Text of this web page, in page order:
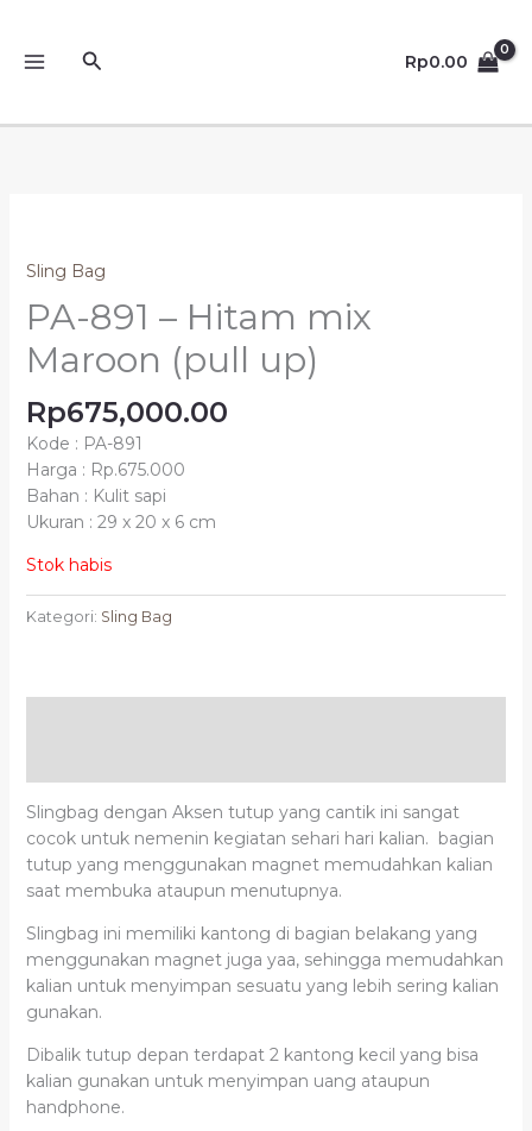
konten
Cari Rp0.00
Sling Bag
PA-891 – Hitam mix
Maroon (pull up)
Rp675,000.00
Kode : PA-891
Harga : Rp.675.000
Bahan : Kulit sapi
Ukuran : 29 x 20 x 6 cm
Stok habis
Kategori: Sling Bag
Slingbag dengan Aksen tutup yang cantik ini sangat
cocok untuk nemenin kegiatan sehari hari kalian. bagian
tutup yang menggunakan magnet memudahkan kalian
saat membuka ataupun menutupnya.
Slingbag ini memiliki kantong di bagian belakang yang
menggunakan magnet juga yaa, sehingga memudahkan
kalian untuk menyimpan sesuatu yang lebih sering kalian
gunakan.
Dibalik tutup depan terdapat 2 kantong kecil yang bisa
kalian gunakan untuk menyimpan uang ataupun
handphone.